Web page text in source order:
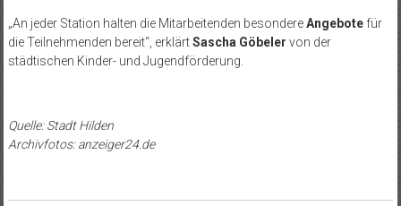
„An jeder Station halten die Mitarbeitenden besondereAngebotefür
die Teilnehmenden bereit“, erklärtSascha Göbeler von der
städtischen Kinder- und Jugendförderung.
Quelle: Stadt Hilden
Archivfotos: anzeiger24.de